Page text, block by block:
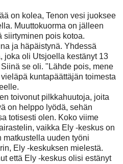
on kolea, Tenon vesi juoksee
Muuttokuorma on jälleen
siirtyminen pois kotoa.
ja häpäistynä. Yhdessä
joka oli Utsjoella kestänyt 13
se oli. "Lähde pois, mene
kuntapäättäjän toimesta
toivonut pilkkahuutoja, joita
on helppo lyödä, sehän
totisesti olen. Koko viime
vaikka Ely -keskus on
matkustella uuden työni
Ely -keskuksen mielestä.
että Ely -keskus olisi estänyt